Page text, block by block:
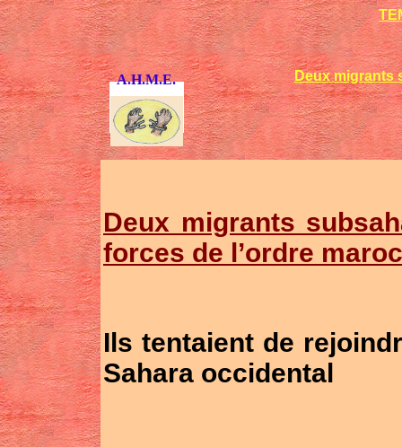
A.H.M.E. Deux migrants
Deux migrants
forces de l’ordre
Ils tentaient de
Sahara occidental